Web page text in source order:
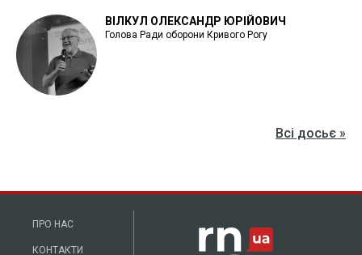
ВІЛКУЛ ОЛЕКСАНДР ЮРІЙОВИЧ
Голова Ради оборони Кривого Рогу
Всі досьє »
ПРО НАС
КОНТАКТИ